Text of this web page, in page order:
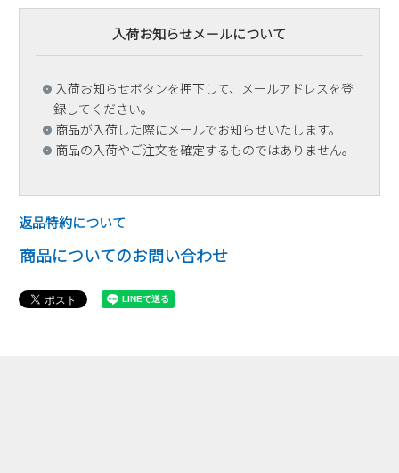
入荷お知らせメールについて
入荷お知らせボタンを押下して、メールアドレスを登
録してください。
商品が入荷した際にメールでお知らせいたします。
商品の入荷やご注文を確定するものではありません。
返品特約について
商品についてのお問い合わせ